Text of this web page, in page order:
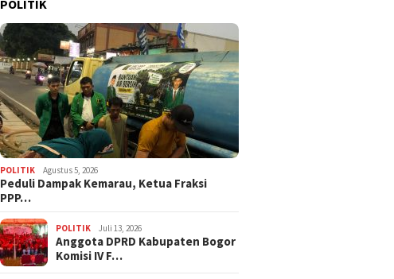
POLITIK
POLITIK Agustus 5, 2026
‎Peduli Dampak Kemarau, Ketua Fraksi
PPP…
POLITIK Juli 13, 2026
Anggota DPRD Kabupaten Bogor
Komisi IV F…